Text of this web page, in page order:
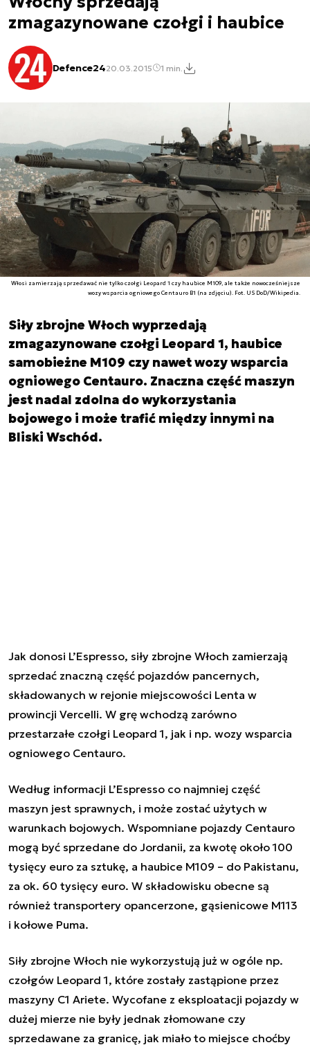
zmagazynowane czołgi i haubice
Defence2420.03.2015 1 min.
Włosi zamierzają sprzedawać nie tylko czołgi Leopard 1 czy haubice M109, ale także nowocześniejsze
wozy wsparcia ogniowego Centauro B1 (na zdjęciu). Fot. US DoD/Wikipedia.
Siły zbrojne Włoch wyprzedają
zmagazynowane czołgi Leopard 1, haubice
samobieżne M109 czy nawet wozy wsparcia
ogniowego Centauro. Znaczna część maszyn
jest nadal zdolna do wykorzystania
bojowego i może trafić między innymi na
Bliski Wschód.
Jak donosi L’Espresso, siły zbrojne Włoch zamierzają
sprzedać znaczną część pojazdów pancernych,
składowanych w rejonie miejscowości Lenta w
prowincji Vercelli. W grę wchodzą zarówno
przestarzałe czołgi Leopard 1, jak i np. wozy wsparcia
ogniowego Centauro.
Według informacji L’Espresso co najmniej część
maszyn jest sprawnych, i może zostać użytych w
warunkach bojowych. Wspomniane pojazdy Centauro
mogą być sprzedane do Jordanii, za kwotę około 100
tysięcy euro za sztukę, a haubice M109 – do Pakistanu,
za ok. 60 tysięcy euro. W składowisku obecne są
również transportery opancerzone, gąsienicowe M113
i kołowe Puma.
Siły zbrojne Włoch nie wykorzystują już w ogóle np.
czołgów Leopard 1, które zostały zastąpione przez
maszyny C1 Ariete. Wycofane z eksploatacji pojazdy w
dużej mierze nie były jednak złomowane czy
sprzedawane za granicę, jak miało to miejsce choćby